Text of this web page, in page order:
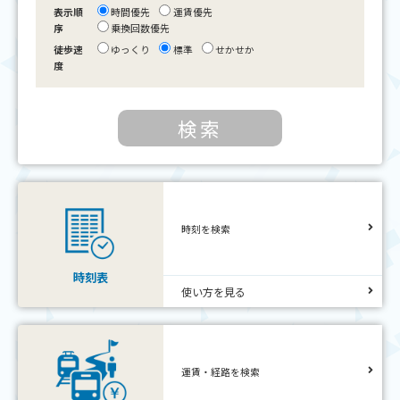
表示順
序
時間優先
運賃優先
乗換回数優先
徒歩速
度
ゆっくり 標準 せかせか
時刻表
時刻を検索
使い方を見る
運賃・経路を検索